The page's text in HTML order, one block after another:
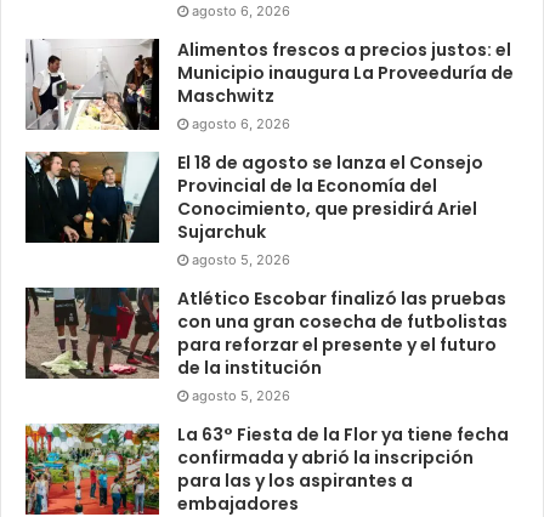
agosto 6, 2026
Alimentos frescos a precios justos: el
Municipio inaugura La Proveeduría de
Maschwitz
agosto 6, 2026
El 18 de agosto se lanza el Consejo
Provincial de la Economía del
Conocimiento, que presidirá Ariel
Sujarchuk
agosto 5, 2026
Atlético Escobar finalizó las pruebas
con una gran cosecha de futbolistas
para reforzar el presente y el futuro
de la institución
agosto 5, 2026
La 63° Fiesta de la Flor ya tiene fecha
confirmada y abrió la inscripción
para las y los aspirantes a
embajadores